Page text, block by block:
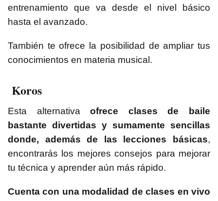
entrenamiento que va desde el nivel básico
hasta el avanzado.
También te ofrece la posibilidad de ampliar tus
conocimientos en materia musical.
Koros
Esta alternativaofrece clases de baile
bastante divertidas y sumamente sencillas
donde, además de las lecciones básicas,
encontrarás los mejores consejos para mejorar
tu técnica y aprender aún más rápido.
Cuenta con una modalidad de clases en vivo